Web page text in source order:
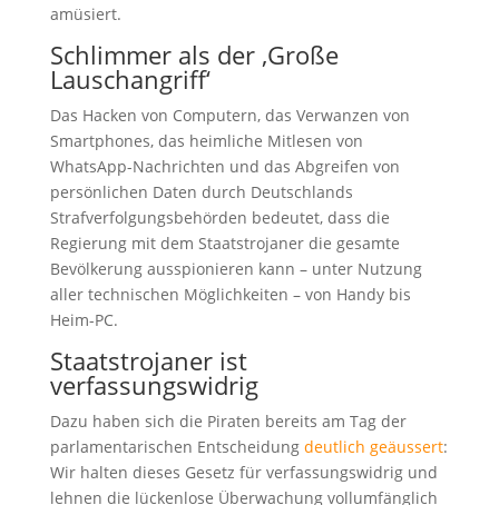
amüsiert.
Schlimmer als der ‚Große
Lauschangriff‘
Das Hacken von Computern, das Verwanzen von
Smartphones, das heimliche Mitlesen von
WhatsApp-Nachrichten und das Abgreifen von
persönlichen Daten durch Deutschlands
Strafverfolgungsbehörden bedeutet, dass die
Regierung mit dem Staatstrojaner die gesamte
Bevölkerung ausspionieren kann – unter Nutzung
aller technischen Möglichkeiten – von Handy bis
Heim-PC.
Staatstrojaner ist
verfassungswidrig
Dazu haben sich die Piraten bereits am Tag der
parlamentarischen Entscheidung deutlich geäussert:
Wir halten dieses Gesetz für verfassungswidrig und
lehnen die lückenlose Überwachung vollumfänglich